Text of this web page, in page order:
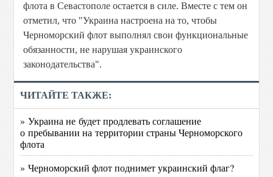
флота в Севастополе остается в силе. Вместе с тем он
отметил, что "Украина настроена на то, чтобы
Черноморский флот выполнял свои функциональные
обязанности, не нарушая украинского
законодательства".
ЧИТАЙТЕ ТАКЖЕ:
» Украина не будет продлевать соглашение
о пребывании на территории страны Черноморского
флота
» Черноморский флот поднимет украинский флаг?